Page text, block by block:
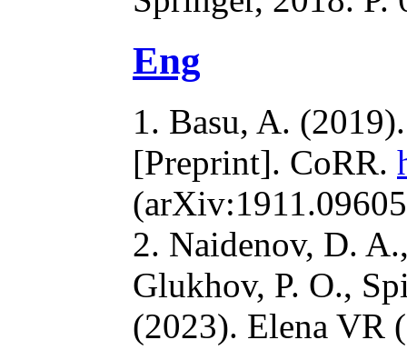
Eng
1. Basu, A.
[Preprint]. CoRR.
2. Naidenov, D.
Glukhov, P. O.,
(2023). Elena VR